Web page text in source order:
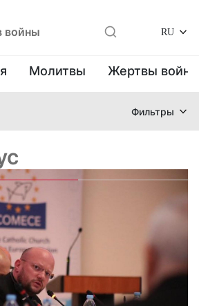
войны RU
Молитвы Жертвы
Фильтры